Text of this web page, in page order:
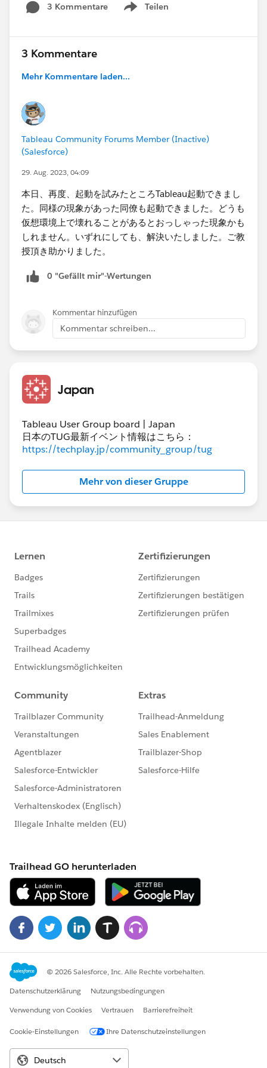
3 Kommentare
Teilen
Show menu
3 Kommentare
Mehr Kommentare laden...
Tableau Community Forums Member (Inactive)
(Salesforce)
29. Aug. 2023, 04:09
本日、再度、起動を試みたところTableau起動できまし
た。同様の現象があった同僚も起動できました。どうも
仮想環境上で壊れることがあるとおっしゃった現象かも
しれません。いずれにしても、解決いたしました。ご教
授頂き助かりました。
0 "Gefällt mir"-Wertungen
Kommentar hinzufügen
Kommentar schreiben...
Japan
Tableau User Group board | Japan
日本のTUG最新イベント情報はこちら：
https://techplay.jp/community_group/tug
Mehr von dieser Gruppe